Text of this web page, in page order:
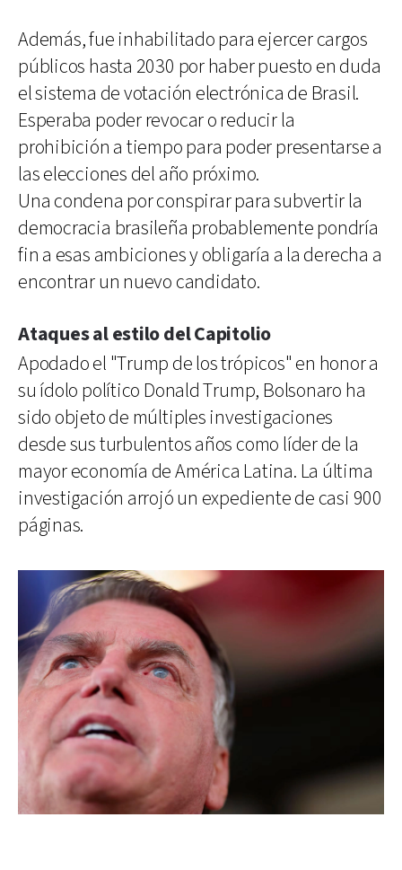
Además, fue inhabilitado para ejercer cargos
públicos hasta 2030 por haber puesto en duda
el sistema de votación electrónica de Brasil.
Esperaba poder revocar o reducir la
prohibición a tiempo para poder presentarse a
las elecciones del año próximo.
Una condena por conspirar para subvertir la
democracia brasileña probablemente pondría
fin a esas ambiciones y obligaría a la derecha a
encontrar un nuevo candidato.
Ataques al estilo del Capitolio
Apodado el "Trump de los trópicos" en honor a
su ídolo político Donald Trump, Bolsonaro ha
sido objeto de múltiples investigaciones
desde sus turbulentos años como líder de la
mayor economía de América Latina. La última
investigación arrojó un expediente de casi 900
páginas.